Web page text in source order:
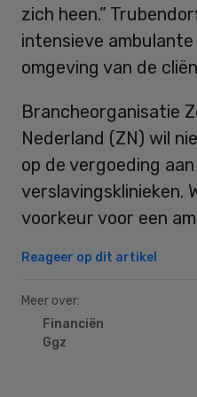
zich heen.”
intensieve
omgeving van de
Brancheorganisatie
Nederland (ZN) wil
op de vergoeding
verslavingsklinieken.
voorkeur voor een
Reageer op dit artikel
Meer over:
Financiën
Ggz